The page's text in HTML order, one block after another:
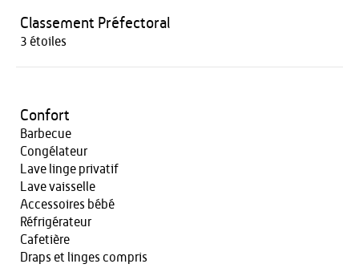
Classement Préfectoral
3 étoiles
Confort
Barbecue
Congélateur
Lave linge privatif
Lave vaisselle
Accessoires bébé
Réfrigérateur
Cafetière
Draps et linges compris